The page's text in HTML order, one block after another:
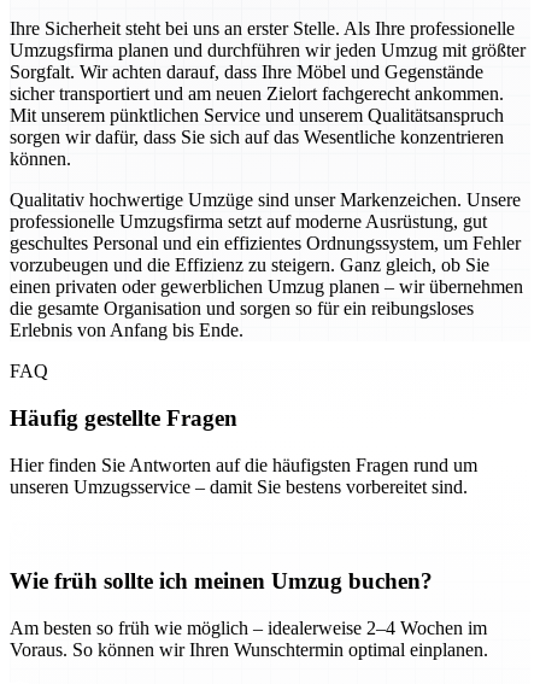
Ihre Sicherheit steht bei uns an erster Stelle. Als Ihre professionelle
Umzugsfirma planen und durchführen wir jeden Umzug mit größter
Sorgfalt. Wir achten darauf, dass Ihre Möbel und Gegenstände
sicher transportiert und am neuen Zielort fachgerecht ankommen.
Mit unserem pünktlichen Service und unserem Qualitätsanspruch
sorgen wir dafür, dass Sie sich auf das Wesentliche konzentrieren
können.
Qualitativ hochwertige Umzüge sind unser Markenzeichen. Unsere
professionelle Umzugsfirma setzt auf moderne Ausrüstung, gut
geschultes Personal und ein effizientes Ordnungssystem, um Fehler
vorzubeugen und die Effizienz zu steigern. Ganz gleich, ob Sie
einen privaten oder gewerblichen Umzug planen – wir übernehmen
die gesamte Organisation und sorgen so für ein reibungsloses
Erlebnis von Anfang bis Ende.
FAQ
Häufig gestellte Fragen
Hier finden Sie Antworten auf die häufigsten Fragen rund um
unseren Umzugsservice – damit Sie bestens vorbereitet sind.
Wie früh sollte ich meinen Umzug buchen?
Am besten so früh wie möglich – idealerweise 2–4 Wochen im
Voraus. So können wir Ihren Wunschtermin optimal einplanen.